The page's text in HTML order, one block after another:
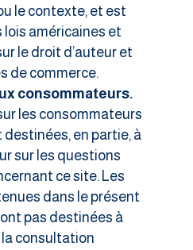
le contexte, et est
lois américaines et
le droit d’auteur et
de commerce.
consommateurs.
les consommateurs
en partie, à
sur les questions
ce site. Les
dans le présent
pas destinées à
consultation